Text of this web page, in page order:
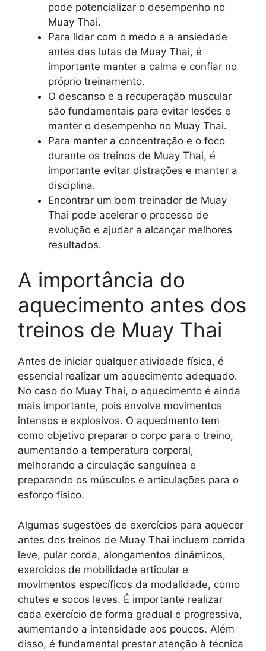
pode potencializar o desempenho no
Muay Thai.
Para lidar com o medo e a ansiedade
antes das lutas de Muay Thai, é
importante manter a calma e confiar no
próprio treinamento.
O descanso e a recuperação muscular
são fundamentais para evitar lesões e
manter o desempenho no Muay Thai.
Para manter a concentração e o foco
durante os treinos de Muay Thai, é
importante evitar distrações e manter a
disciplina.
Encontrar um bom treinador de Muay
Thai pode acelerar o processo de
evolução e ajudar a alcançar melhores
resultados.
A importância do
aquecimento antes dos
treinos de Muay Thai
Antes de iniciar qualquer atividade física, é
essencial realizar um aquecimento adequado.
No caso do Muay Thai, o aquecimento é ainda
mais importante, pois envolve movimentos
intensos e explosivos. O aquecimento tem
como objetivo preparar o corpo para o treino,
aumentando a temperatura corporal,
melhorando a circulação sanguínea e
preparando os músculos e articulações para o
esforço físico.
Algumas sugestões de exercícios para aquecer
antes dos treinos de Muay Thai incluem corrida
leve, pular corda, alongamentos dinâmicos,
exercícios de mobilidade articular e
movimentos específicos da modalidade, como
chutes e socos leves. É importante realizar
cada exercício de forma gradual e progressiva,
aumentando a intensidade aos poucos. Além
disso, é fundamental prestar atenção à técnica